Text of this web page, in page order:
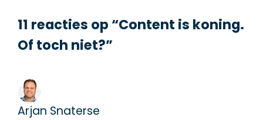
11 reacties op “Content is koning.
Of toch niet?”
Arjan Snaterse